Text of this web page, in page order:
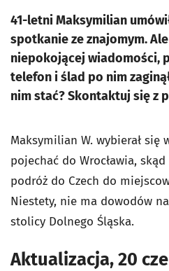
41-letni Maksymilian
spotkanie ze znajomym.
niepokojącej wiadomości,
telefon i ślad po nim
nim stać? Skontaktuj się z
Maksymilian W. wybierał się
pojechać do Wrocławia,
podróż do Czech do
Niestety, nie ma dowodów
stolicy Dolnego Śląska.
Aktualizacja, 20